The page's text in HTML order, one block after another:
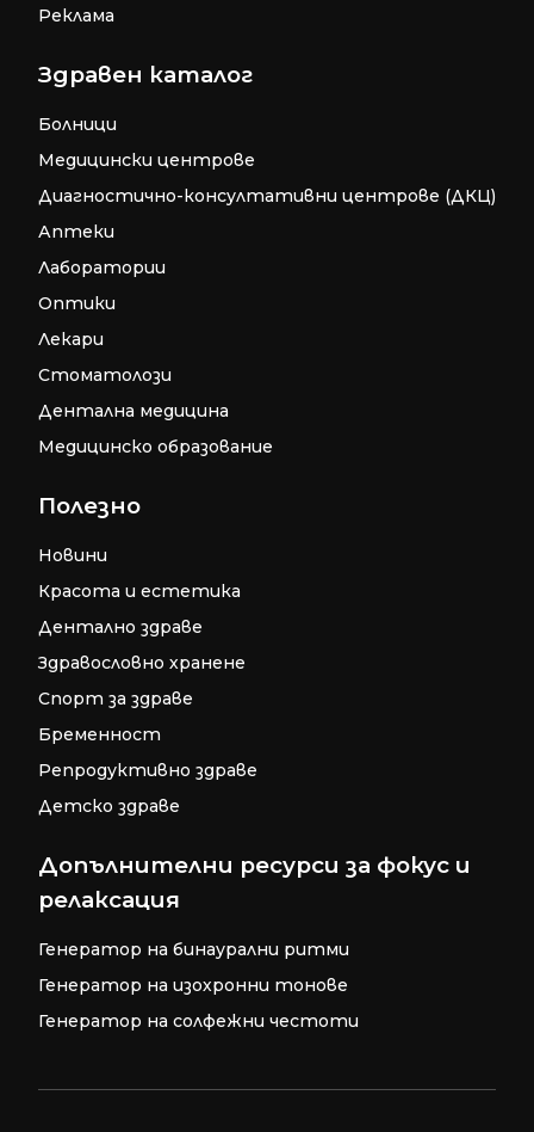
Реклама
Здравен каталог
Болници
Медицински центрове
Диагностично-консултативни центрове (ДКЦ)
Аптеки
Лаборатории
Оптики
Лекари
Стоматолози
Дентална медицина
Медицинско образование
Полезно
Новини
Красота и естетика
Дентално здраве
Здравословно хранене
Спорт за здраве
Бременност
Репродуктивно здраве
Детско здраве
Допълнителни ресурси за фокус и
релаксация
Генератор на бинаурални ритми
Генератор на изохронни тонове
Генератор на солфежни честоти